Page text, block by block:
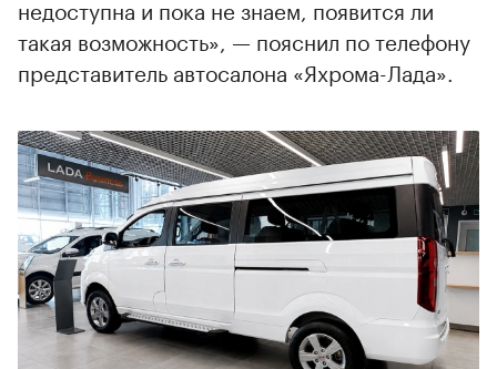
недоступна и пока не знаем, появится ли
такая возможность», — пояснил по телефону
представитель автосалона «Яхрома-Лада».